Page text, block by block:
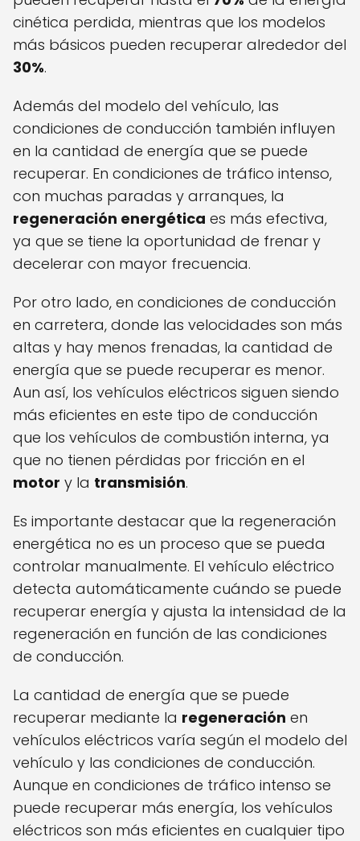
cinética perdida, mientras que los modelos
más básicos pueden recuperar alrededor del
30%.
Además del modelo del vehículo, las
condiciones de conducción también influyen
en la cantidad de energía que se puede
recuperar. En condiciones de tráfico intenso,
con muchas paradas y arranques, la
regeneración energética es más efectiva,
ya que se tiene la oportunidad de frenar y
decelerar con mayor frecuencia.
Por otro lado, en condiciones de conducción
en carretera, donde las velocidades son más
altas y hay menos frenadas, la cantidad de
energía que se puede recuperar es menor.
Aun así, los vehículos eléctricos siguen siendo
más eficientes en este tipo de conducción
que los vehículos de combustión interna, ya
que no tienen pérdidas por fricción en el
motor y la transmisión.
Es importante destacar que la regeneración
energética no es un proceso que se pueda
controlar manualmente. El vehículo eléctrico
detecta automáticamente cuándo se puede
recuperar energía y ajusta la intensidad de la
regeneración en función de las condiciones
de conducción.
La cantidad de energía que se puede
recuperar mediante la regeneración en
vehículos eléctricos varía según el modelo del
vehículo y las condiciones de conducción.
Aunque en condiciones de tráfico intenso se
puede recuperar más energía, los vehículos
eléctricos son más eficientes en cualquier tipo